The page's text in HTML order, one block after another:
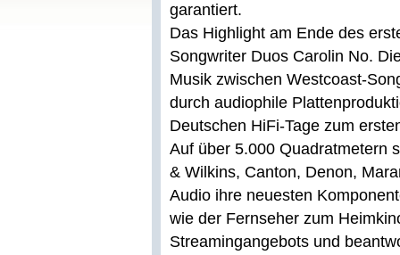
garantiert.
Das Highlight am Ende des
Songwriter Duos Carolin No.
Musik zwischen Westcoast-
durch audiophile
Deutschen HiFi-Tage zum
Auf über 5.000 Quadratmetern
& Wilkins, Canton, Denon,
Audio ihre neuesten
wie der Fernseher zum
Streamingangebots und